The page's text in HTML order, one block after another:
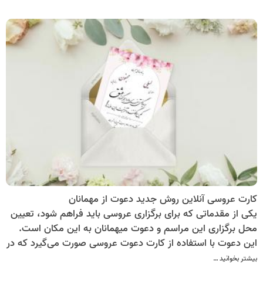
کارت عروسی آنلاین روش جدید دعوت از مهمانان
یکی از مقدماتی که برای برگزاری عروسی باید فراهم شود، تعیین
محل برگزاری این مراسم و دعوت میهمانان به این مکان است.
این دعوت با استفاده از کارت دعوت عروسی صورت می‌گیرد که در
آن زمان، مکان، نحوه برگزاری مراسم و افراد دعوت شده نوشته
بیشتر بخوانید …